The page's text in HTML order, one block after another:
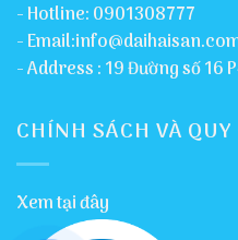
- Hotline: 0901308777
-
- Address : 19 Đường số 16
CHÍNH SÁCH VÀ
Xem tại đây